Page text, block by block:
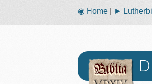
◉ Home| ►